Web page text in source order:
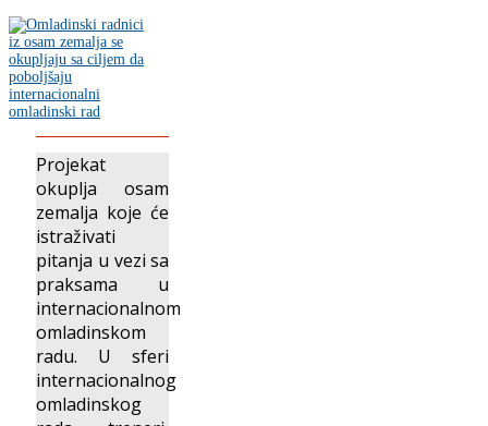
Projekat
okuplja osam
zemalja koje će
istraživati
pitanja u vezi sa
praksama u
internacionalnom
omladinskom
radu. U sferi
internacionalnog
omladinskog